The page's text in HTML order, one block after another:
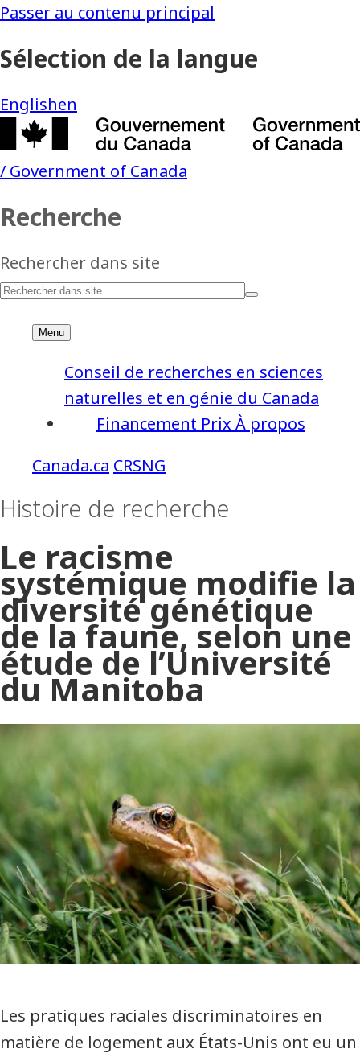
CRSNG
Financement Prix À propos
Conseil de recherches en sciences
naturelles et en génie du Canada
Histoire de recherche
Le racisme
systémique modifie la
diversité génétique
de la faune, selon une
étude de l’Université
du Manitoba
Les pratiques raciales discriminatoires en
matière de logement aux États-Unis ont eu un